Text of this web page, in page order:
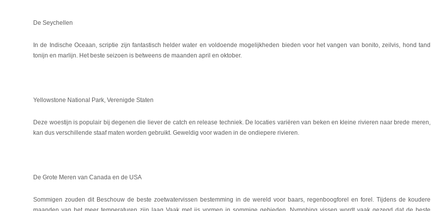
De Seychellen
In de Indische Oceaan, scriptie zijn fantastisch helder water en voldoende mogelijkheden bieden voor het vangen van bonito, zeilvis, hond tand
tonijn en marlijn. Het beste seizoen is betweens de maanden april en oktober.
Yellowstone National Park, Verenigde Staten
Deze woestijn is populair bij degenen die liever de catch en release techniek. De locaties variëren van beken en kleine rivieren naar brede meren,
kan dus verschillende staaf maten worden gebruikt. Geweldig voor waden in de ondiepere rivieren.
De Grote Meren van Canada en de USA
Sommigen zouden dit Beschouw de beste zoetwatervissen bestemming in de wereld voor baars, regenboogforel en forel. Tijdens de koudere